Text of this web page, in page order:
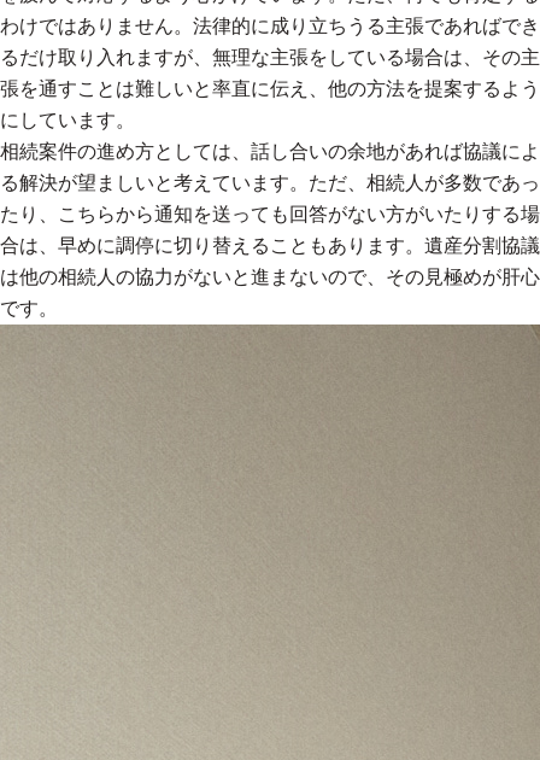
わけではありません。法律的に成り立ちうる主張であればでき
るだけ取り入れますが、無理な主張をしている場合は、その主
張を通すことは難しいと率直に伝え、他の方法を提案するよう
にしています。
相続案件の進め方としては、話し合いの余地があれば協議によ
る解決が望ましいと考えています。ただ、相続人が多数であっ
たり、こちらから通知を送っても回答がない方がいたりする場
合は、早めに調停に切り替えることもあります。遺産分割協議
は他の相続人の協力がないと進まないので、その見極めが肝心
です。